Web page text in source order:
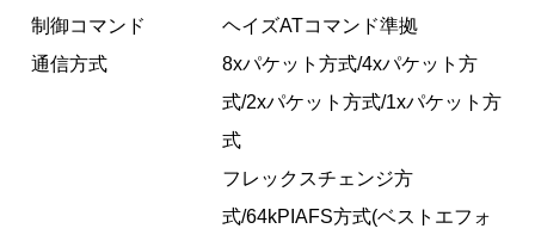
制御コマンド
ヘイズATコマンド準拠
通信方式
8xパケット方式/4xパケット方
式/2xパケット方式/1xパケット方
式
フレックスチェンジ方
式/64kPIAFS方式(ベストエフォ